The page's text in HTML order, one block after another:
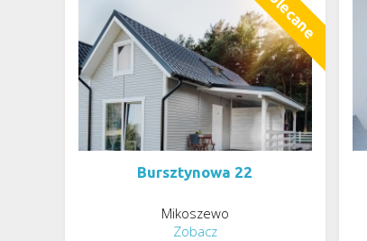
Bursztynowa 22
Mikoszewo
Zobacz